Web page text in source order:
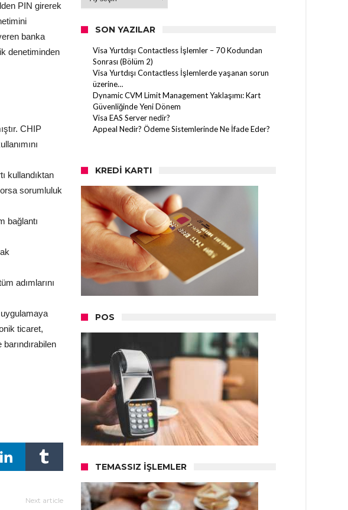
PIN girerek
banka
denetiminden
CHIP
kullandıktan
sorumluluk
bağlantı
adımlarını
ticaret,
Next article
SON YAZILAR
Visa Yurtdışı Contactless İşlemler – 70 Kodundan
Sonrası (Bölüm 2)
Visa Yurtdışı Contactless İşlemlerde yaşanan sorun
üzerine…
Dynamic CVM Limit Management Yaklaşımı: Kart
Güvenliğinde Yeni Dönem
Visa EAS Server nedir?
Appeal Nedir? Ödeme Sistemlerinde Ne İfade Eder?
KREDI KARTI
POS
TEMASSIZ İŞLEMLER